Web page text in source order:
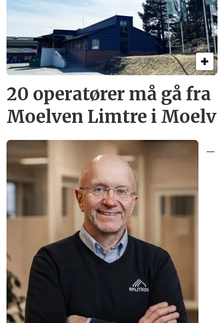
20 operatører må gå fra
Moelven Limtre i Moelv
–